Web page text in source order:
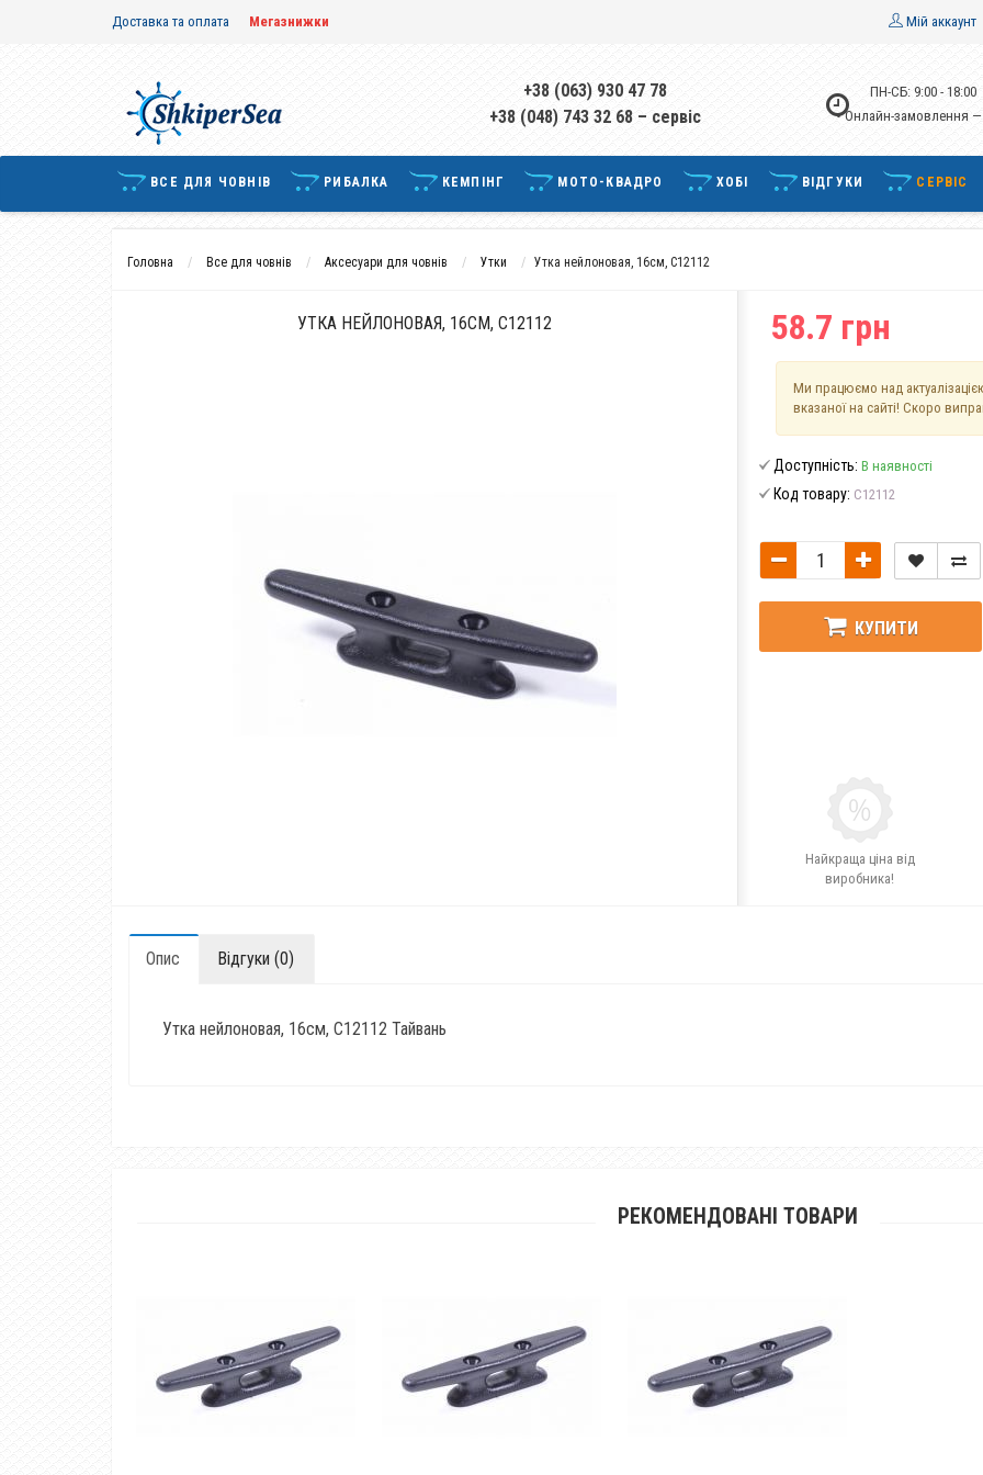
Доставка та оплата Мегазнижки Мій аккаунт
+38 (063) 930 47 78
+38 (048) 743 32 68 – сервіс
ПН-СБ: 9:00 - 18:00
• Онлайн-замовлення
ВСЕ ДЛЯ ЧОВНІВ РИБАЛКА КЕМПІНГ МОТО-КВАДРО ХОБІ ВІДГУКИ СЕРВІС
Головна Все для човнів Аксесуари для човнів Утки Утка нейлоновая, 16см, C12112
УТКА НЕЙЛОНОВАЯ, 16СМ, C12112 58.7 грн
Ми працюємо над
вказаної на сайті! Скоро
Доступність: В наявності
Код товару: C12112
КУПИТИ
Найкраща ціна від
виробника!
Опис Відгуки (0)
Утка нейлоновая, 16см, C12112 Тайвань
РЕКОМЕНДОВАНІ ТОВАРИ